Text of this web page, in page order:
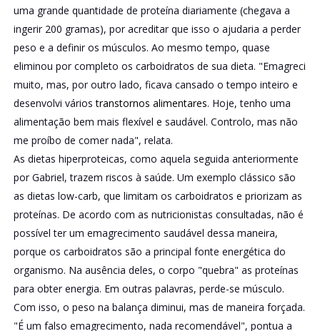
uma grande quantidade de proteína diariamente (chegava a
ingerir 200 gramas), por acreditar que isso o ajudaria a perder
peso e a definir os músculos. Ao mesmo tempo, quase
eliminou por completo os carboidratos de sua dieta. "Emagreci
muito, mas, por outro lado, ficava cansado o tempo inteiro e
desenvolvi vários transtornos alimentares. Hoje, tenho uma
alimentação bem mais flexível e saudável. Controlo, mas não
me proíbo de comer nada", relata.
As dietas hiperproteicas, como aquela seguida anteriormente
por Gabriel, trazem riscos à saúde. Um exemplo clássico são
as dietas low-carb, que limitam os carboidratos e priorizam as
proteínas. De acordo com as nutricionistas consultadas, não é
possível ter um emagrecimento saudável dessa maneira,
porque os carboidratos são a principal fonte energética do
organismo. Na ausência deles, o corpo "quebra" as proteínas
para obter energia. Em outras palavras, perde-se músculo.
Com isso, o peso na balança diminui, mas de maneira forçada.
"É um falso emagrecimento, nada recomendável", pontua a